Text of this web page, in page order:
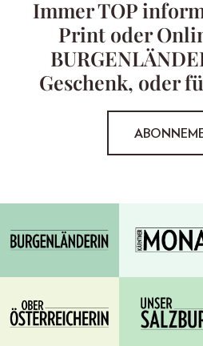
Immer TOP
Print oder
Geschenk, oder